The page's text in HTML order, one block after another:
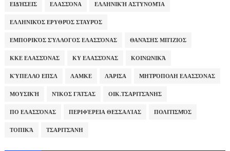
ΕΙΔΉΣΕΙΣ ΕΛΑΣΣΌΝΑ ΕΛΛΗΝΙΚΉ ΑΣΤΥΝΟΜΊΑ
ΕΛΛΗΝΙΚΌΣ ΕΡΥΘΡΌΣ ΣΤΑΥΡΌΣ
ΕΜΠΟΡΙΚΌΣ ΣΎΛΛΟΓΟΣ ΕΛΑΣΣΌΝΑΣ ΘΑΝΆΣΗΣ ΜΠΊΖΙΟΣ
ΚΚΕ ΕΛΑΣΣΌΝΑΣ ΚΥ ΕΛΑΣΣΌΝΑΣ ΚΟΙΝΩΝΙΚΆ
ΚΎΠΕΛΛΟ ΕΠΣΛ ΛΑΜΚΕ ΛΆΡΙΣΑ ΜΗΤΡΌΠΟΛΗ ΕΛΑΣΣΌΝΑΣ
ΜΟΥΣΙΚΉ ΝΊΚΟΣ ΓΆΤΣΑΣ ΟΙΚ.ΤΣΑΡΙΤΣΆΝΗΣ
ΠΟ ΕΛΑΣΣΌΝΑΣ ΠΕΡΙΦΈΡΕΙΑ ΘΕΣΣΑΛΊΑΣ ΠΟΛΙΤΙΣΜΌΣ
ΤΟΠΙΚΆ ΤΣΑΡΙΤΣΆΝΗ